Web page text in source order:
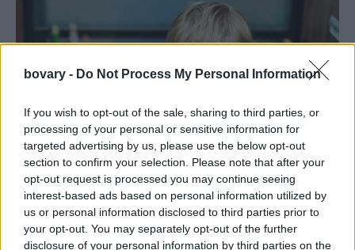
bovary - Do Not Process My Personal Information
If you wish to opt-out of the sale, sharing to third parties, or
processing of your personal or sensitive information for
targeted advertising by us, please use the below opt-out
section to confirm your selection. Please note that after your
opt-out request is processed you may continue seeing
interest-based ads based on personal information utilized by
us or personal information disclosed to third parties prior to
your opt-out. You may separately opt-out of the further
disclosure of your personal information by third parties on the
Οι αριστερόχειρες σκίζουν σε ορισμένα αθλήματα
Εκτός από αυτό που αναφέρει η μελέτη του 2006, ότι δηλαδή οι